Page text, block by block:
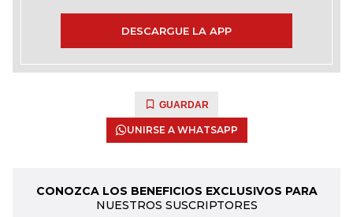
DESCARGUE LA APP
GUARDAR
UNIRSE A WHATSAPP
CONOZCA LOS BENEFICIOS EXCLUSIVOS PARA
NUESTROS SUSCRIPTORES